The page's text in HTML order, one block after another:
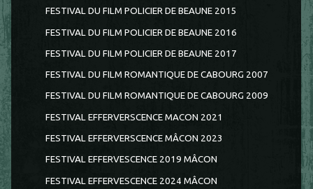
FESTIVAL DU FILM POLICIER DE BEAUNE 2015
FESTIVAL DU FILM POLICIER DE BEAUNE 2016
FESTIVAL DU FILM POLICIER DE BEAUNE 2017
FESTIVAL DU FILM ROMANTIQUE DE CABOURG 2007
FESTIVAL DU FILM ROMANTIQUE DE CABOURG 2009
FESTIVAL EFFERVERSCENCE MACON 2021
FESTIVAL EFFERVERSCENCE MÂCON 2023
FESTIVAL EFFERVESCENCE 2019 MÂCON
FESTIVAL EFFERVESCENCE 2024 MÂCON